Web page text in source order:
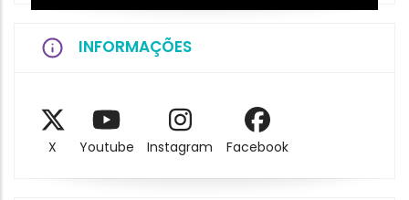
INFORMAÇÕES
X Youtube Instagram Facebook